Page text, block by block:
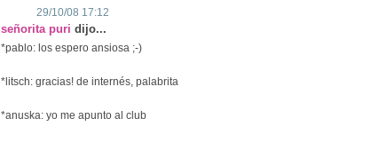
29/10/08 17:12
señorita puri dijo...
*pablo: los espero ansiosa ;-)
*litsch: gracias! de internés, palabrita
*anuska: yo me apunto al club